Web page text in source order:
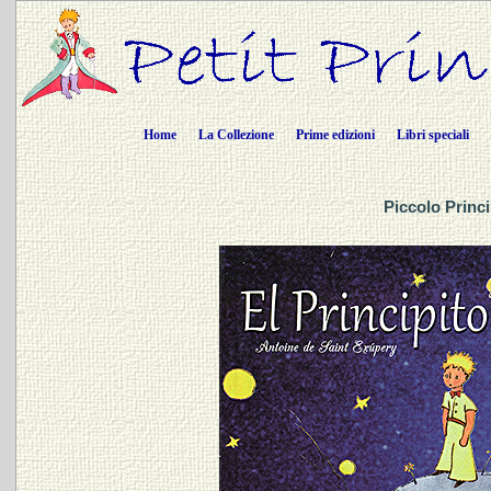
Home La Collezione Prime edizioni Libri speciali
Piccolo